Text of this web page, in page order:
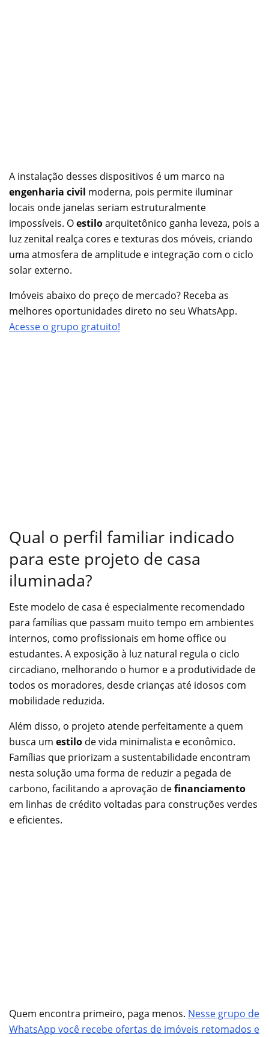
A instalação desses dispositivos é um marco na
engenharia civil moderna, pois permite iluminar
locais onde janelas seriam estruturalmente
impossíveis. Oestiloarquitetônico ganha leveza, pois a
luz zenital realça cores e texturas dos móveis, criando
uma atmosfera de amplitude e integração com o ciclo
solar externo.
Imóveis abaixo do preço de mercado? Receba as
melhores oportunidades direto no seu WhatsApp.
Acesse o grupo gratuito!
Qual o perfil familiar indicado
para este projeto de casa
iluminada?
Este modelo de casa é especialmente recomendado
para famílias que passam muito tempo em ambientes
internos, como profissionais em home office ou
estudantes. A exposição à luz natural regula o ciclo
circadiano, melhorando o humor e a produtividade de
todos os moradores, desde crianças até idosos com
mobilidade reduzida.
Além disso, o projeto atende perfeitamente a quem
busca um estilo de vida minimalista e econômico.
Famílias que priorizam a sustentabilidade encontram
nesta solução uma forma de reduzir a pegada de
carbono, facilitando a aprovação definanciamento
em linhas de crédito voltadas para construções verdes
e eficientes.
Quem encontra primeiro, paga menos. Nesse grupo de
WhatsApp você recebe ofertas de imóveis retomados e